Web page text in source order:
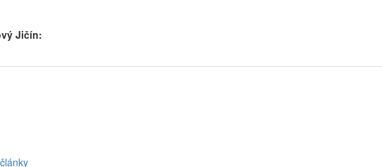
Jičín:
články